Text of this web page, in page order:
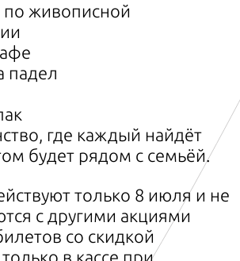
по живописной
падел
где каждый найдёт
будет рядом с семьёй.
только 8 июля и не
с другими акциями
со скидкой
в кассе при